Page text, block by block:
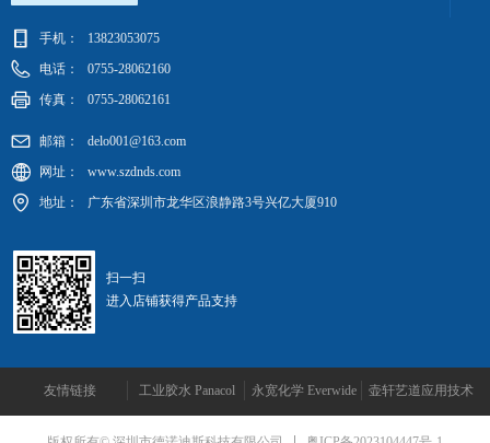
友情链接 工业胶水 Panacol 永宽化学 Everwide 壶轩艺道应用技术
手机：
13823053075
电话：
0755-28062160
传真：
0755-28062161
邮箱：
delo001@163.com
网址：
www.szdnds.com
地址：
广东省深圳市龙华区浪静路3号兴亿大厦910
扫一扫
进入店铺获得产品支持